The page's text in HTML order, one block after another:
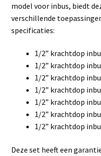
model voor inbus, biedt
verschillende
specificaties:
1/2” krachtdop
1/2” krachtdop
1/2” krachtdop
1/2” krachtdop
1/2” krachtdop
1/2” krachtdop
1/2” krachtdop
Deze set heeft een